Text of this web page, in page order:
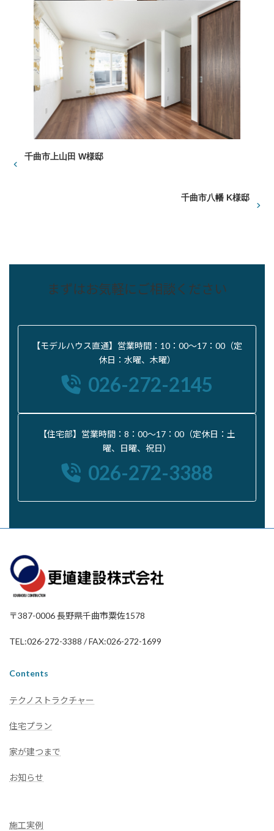
千曲市上山田 W様邸
千曲市八幡 K様邸
まずはお気軽にご相談ください
【モデルハウス直通】営業時間：10：00〜17：00（定
休日：水曜、木曜）
026-272-2145
【住宅部】営業時間：8：00〜17：00（定休日：土
曜、日曜、祝日）
026-272-3388
〒387-0006 長野県千曲市粟佐1578
TEL:026-272-3388 / FAX:026-272-1699
Contents
テクノストラクチャー
住宅プラン
家が建つまで
お知らせ
施工実例